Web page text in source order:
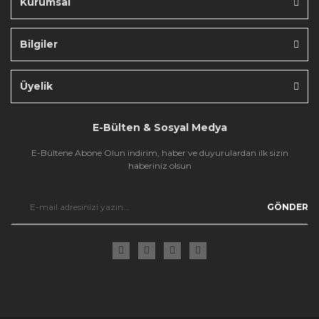
Bilgiler
Üyelik
E-Bülten & Sosyal Medya
E-Bültene Abone Olun indirim, haber ve duyurulardan ilk sizin
haberiniz olsun
GÖNDER